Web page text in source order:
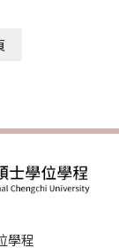
補
，其計畫「以
後模型」聚焦
切割、特徵分
、重症需求與
資料，有助提
病患，並規劃
療資訊與AI影
險即時監測與
學程